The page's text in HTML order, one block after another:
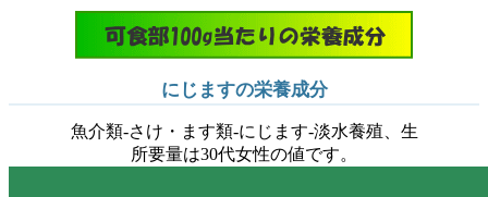
にじますの栄養成分
魚介類-さけ・ます類-にじます-淡水養殖、生
所要量は30代女性の値です。